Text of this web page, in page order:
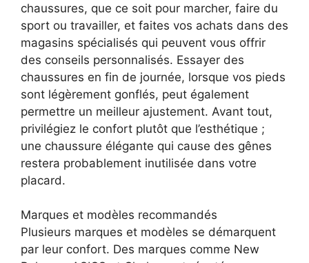
chaussures, que ce soit pour marcher, faire du
sport ou travailler, et faites vos achats dans des
magasins spécialisés qui peuvent vous offrir
des conseils personnalisés. Essayer des
chaussures en fin de journée, lorsque vos pieds
sont légèrement gonflés, peut également
permettre un meilleur ajustement. Avant tout,
privilégiez le confort plutôt que l’esthétique ;
une chaussure élégante qui cause des gênes
restera probablement inutilisée dans votre
placard.
Marques et modèles recommandés
Plusieurs marques et modèles se démarquent
par leur confort. Des marques comme New